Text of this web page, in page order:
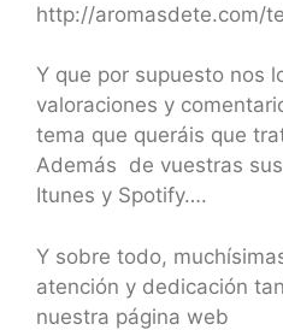
http://aromasdete.com/
Y que por supuesto nos
valoraciones y
tema que queráis que
Además de vuestras
Itunes y Spotify….
Y sobre todo,
atención y dedicación
nuestra página web